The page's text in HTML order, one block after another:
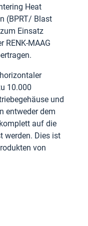
Heat
(BPRT/ Blast
Einsatz
RENK-MAAG
10.000
und
entweder dem
auf die
werden. Dies ist
von